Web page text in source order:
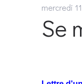
mercredi 11
Se